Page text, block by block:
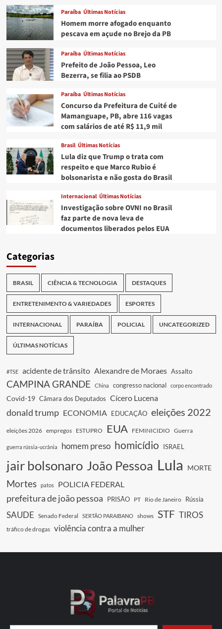
Paraíba Últimas Notícias
Homem morre afogado enquanto
pescava em açude no Brejo da PB
Paraíba Últimas Notícias
Prefeito de João Pessoa, Leo
Bezerra, se filia ao PSDB
Paraíba Últimas Notícias
Concurso da Prefeitura de Cuité de
Mamanguape, PB, abre 116 vagas
com salários de até R$ 11,9 mil
Brasil Últimas Notícias
Lula diz que Trump o trata com
respeito e que Marco Rubio é
bolsonarista e não gosta do Brasil
Internacional Últimas Notícias
Investigação sobre OVNI no Brasil
faz parte de nova leva de
documentos liberados pelos EUA
Categorias
BRASIL CIÊNCIA & TECNOLOGIA DESTAQUES
ENTRETENIMENTO & VARIEDADES ESPORTES
INTERNACIONAL PARAÍBA POLICIAL UNCATEGORIZED
ÚLTIMAS NOTÍCIAS
#TSE acidente de trânsito Alexandre de Moraes Assalto
CAMPINA GRANDE China congresso nacional corpo encontrado
Covid-19 Câmara dos Deputados Cícero Lucena
donald trump ECONOMIA EDUCAÇÃO eleições 2022
eleições 2026 empregos ESTUPRO EUA FEMINICIDIO Guerra
guerra rússia-ucrânia homem preso homicídio ISRAEL
jair bolsonaro João Pessoa Lula MORTE
Mortes patos POLICIA FEDERAL
prefeitura de joão pessoa PRISÃO PT Rio de Janeiro Rússia
SAUDE Senado Federal SERTÃO PARAIBANO shows STF TIROS
tráfico de drogas violência contra a mulher
Digite seu e-mail…